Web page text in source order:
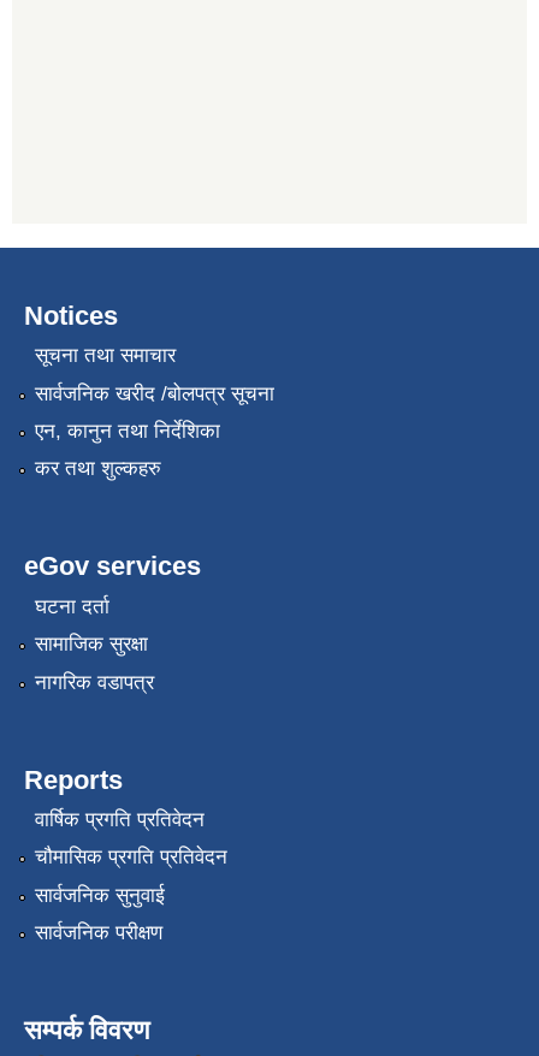
Notices
सूचना तथा समाचार
सार्वजनिक खरीद /बोलपत्र सूचना
एन, कानुन तथा निर्देशिका
कर तथा शुल्कहरु
eGov services
घटना दर्ता
सामाजिक सुरक्षा
नागरिक वडापत्र
Reports
वार्षिक प्रगति प्रतिवेदन
चौमासिक प्रगति प्रतिवेदन
सार्वजनिक सुनुवाई
सार्वजनिक परीक्षण
सम्पर्क विवरण